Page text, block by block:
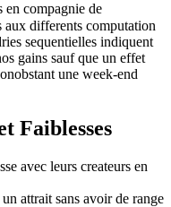
compagnie de
aux differents computation
sequentielles indiquent
gains sauf que un effet
une week-end
Faiblesses
avec leurs createurs en
attrait sans avoir de range